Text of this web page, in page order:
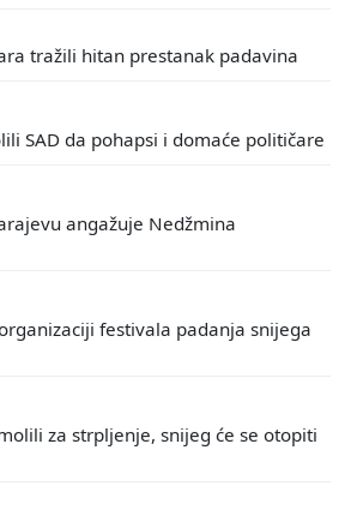
tražili hitan prestanak padavina
SAD da pohapsi i domaće političare
angažuje Nedžmina
festivala padanja snijega
za strpljenje, snijeg će se otopiti